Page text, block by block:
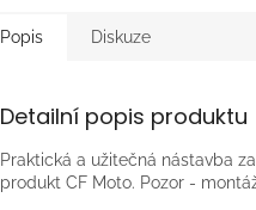
Popis Diskuze
Detailní popis produktu
Praktická a užitečná nástavba
produkt CF Moto. Pozor -